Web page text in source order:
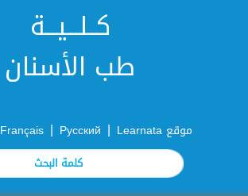
كــلـــيـــة
طب الأسنان
موقع Learnata |
Русский
|
Français